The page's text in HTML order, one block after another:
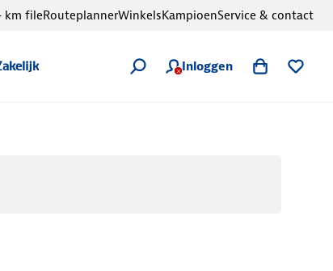
Inloggen
km fileRouteplannerWinkelsKampioenService & contact